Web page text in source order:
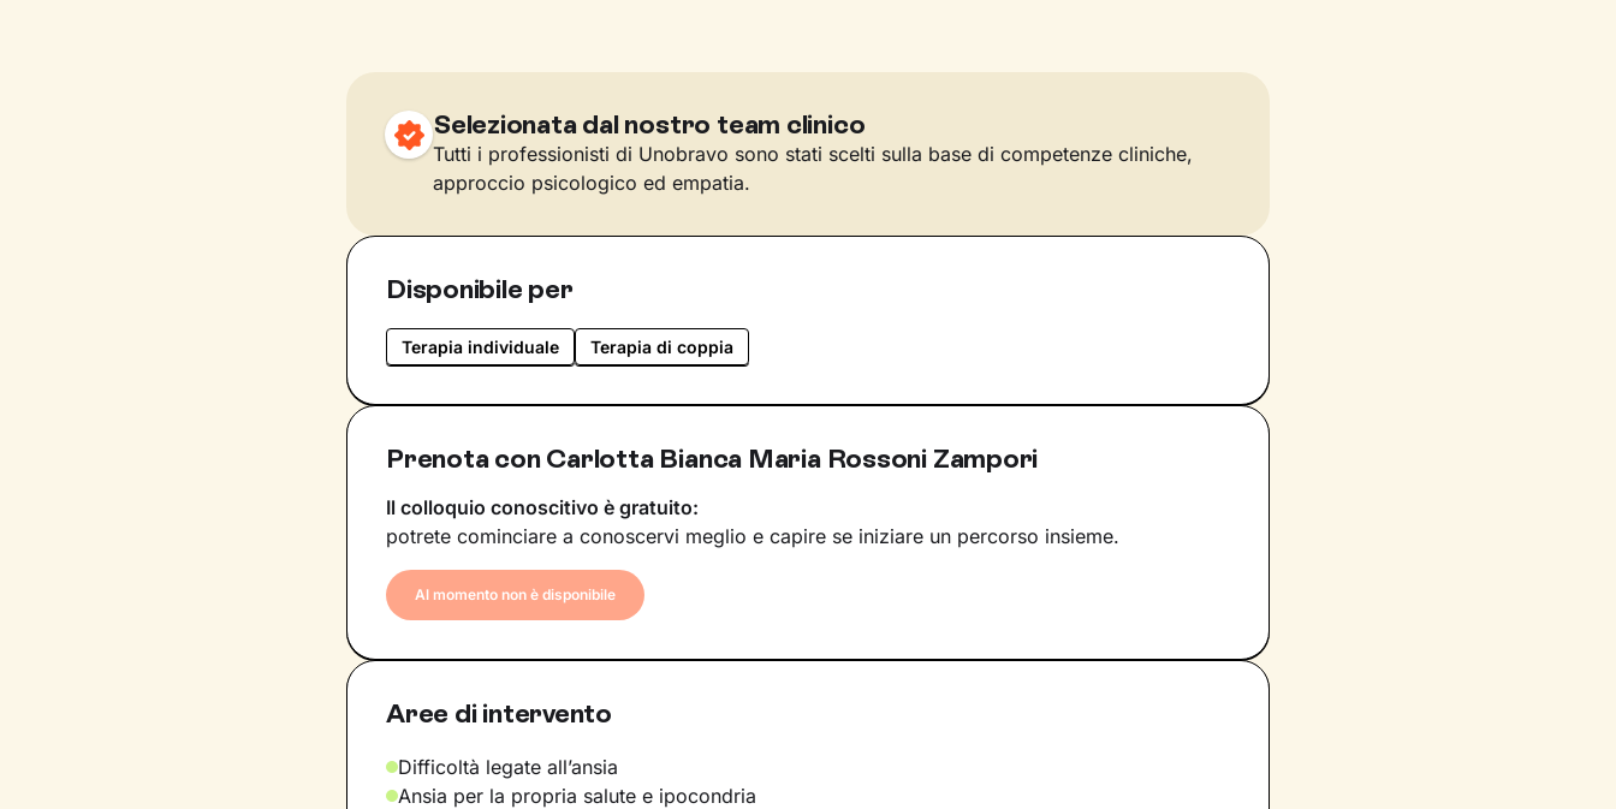
Selezionata dal nostro team clinico
Tutti i professionisti di Unobravo sono stati scelti sulla base di competenze cliniche,
approccio psicologico ed empatia.
Disponibile per
Terapia individuale Terapia di coppia
Prenota con Carlotta Bianca Maria Rossoni Zampori
Il colloquio conoscitivo è gratuito:
potrete cominciare a conoscervi meglio e capire se iniziare un percorso insieme.
Al momento non è disponibile
Aree di intervento
Difficoltà legate all’ansia
Ansia per la propria salute e ipocondria